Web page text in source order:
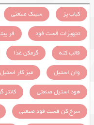
کباب پز سینک صنعتی
تجهیزات فست فود
فر
قالب کته
گرمکن غذا
وان استیل
میز کار استیل
هود استیل صنعتی
کانتر
سرخ کن فست فود صنعتی